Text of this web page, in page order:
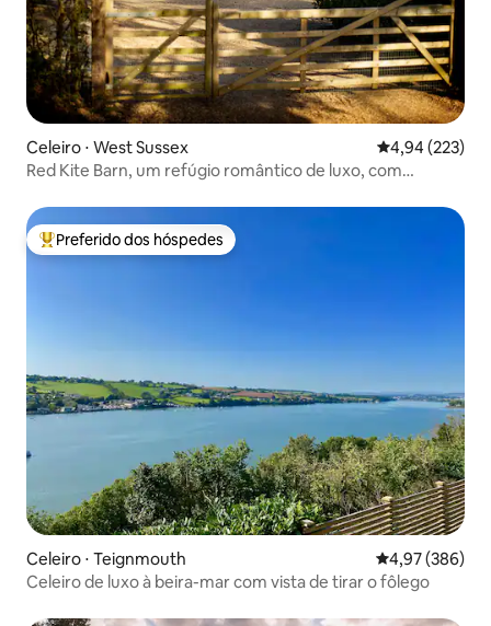
Celeiro ⋅ West Sussex 4,94 de uma
4,94 (223)
Red Kite Barn, um refúgio romântico de luxo, com
Entre os melhores preferidos dos hóspedes
Preferido dos hóspedes
Celeiro ⋅ Teignmouth 4,97 de uma
4,97 (386)
Celeiro de luxo à beira-mar com vista de tirar o fôlego